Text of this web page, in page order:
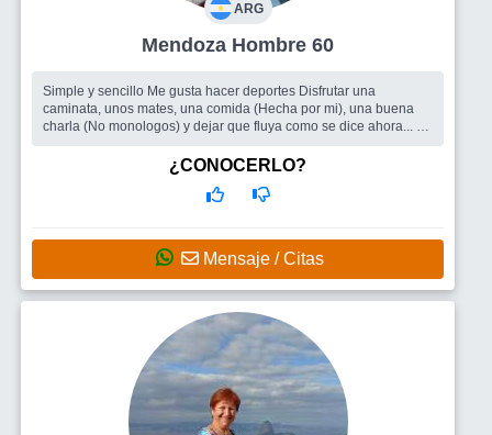
ARG
Mendoza Hombre 60
Simple y sencillo Me gusta hacer deportes Disfrutar una
caminata, unos mates, una comida (Hecha por mi), una buena
charla (No monologos) y dejar que fluya como se dice ahora... El
¿CONOCERLO?
Mensaje / Citas